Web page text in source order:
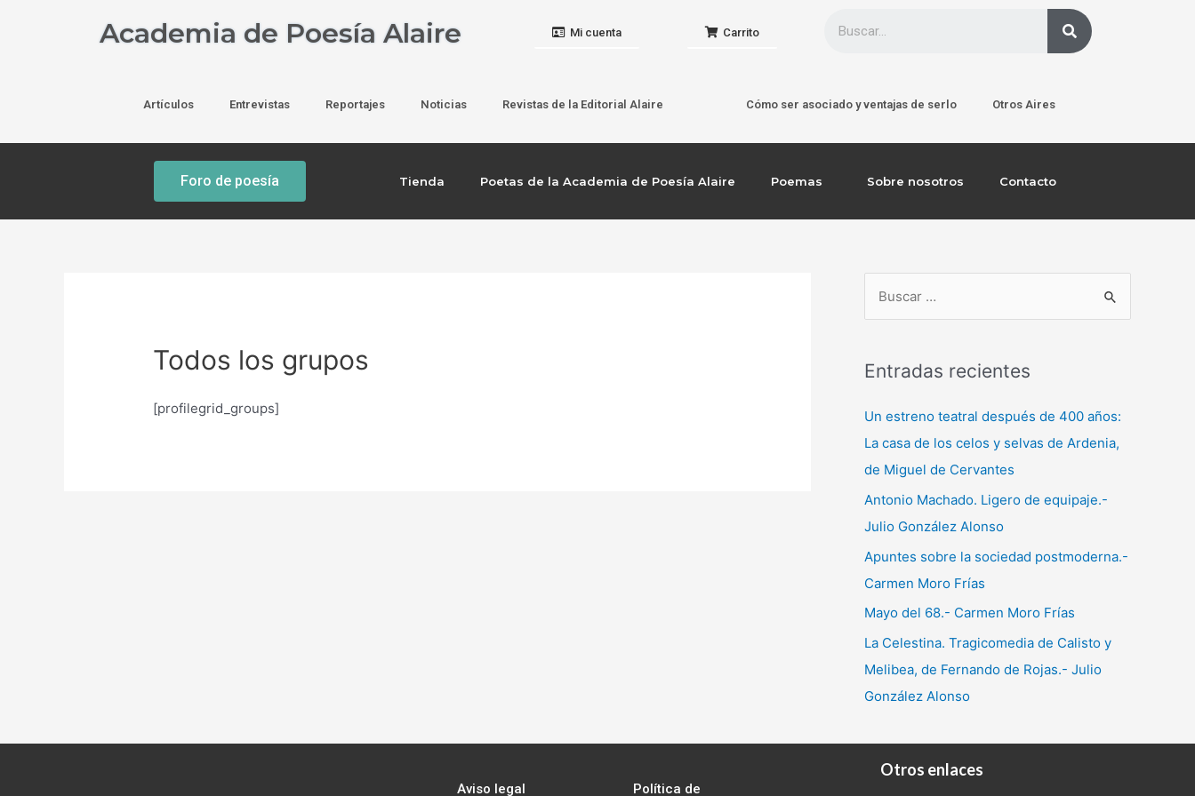
Academia de Poesía Alaire Mi cuenta Carrito
Artículos Entrevistas Reportajes Noticias Revistas de la Editorial Alaire Cómo ser asociado y ventajas de serlo Otros Aires
Foro de poesía Tienda Poetas de la Academia de Poesía Alaire Poemas Sobre nosotros Contacto
Todos los grupos
[profilegrid_groups]
Entradas recientes
Un estreno teatral después de 400 años:
La casa de los celos y selvas de Ardenia,
de Miguel de Cervantes
Antonio Machado. Ligero de equipaje.-
Julio González Alonso
Apuntes sobre la sociedad postmoderna.-
Carmen Moro Frías
Mayo del 68.- Carmen Moro Frías
La Celestina. Tragicomedia de Calisto y
Melibea, de Fernando de Rojas.- Julio
González Alonso
Aviso legal
Política de
Otros enlaces